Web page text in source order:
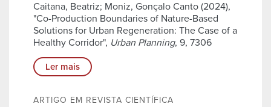
Caitana, Beatriz; Moniz, Gonçalo Canto (2024),
"Co-Production Boundaries of Nature-Based
Solutions for Urban Regeneration: The Case of a
Healthy Corridor", Urban Planning, 9, 7306
Ler mais
ARTIGO EM REVISTA CIENTÍFICA